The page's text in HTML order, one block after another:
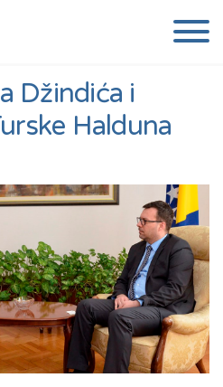
Džindića i
Halduna